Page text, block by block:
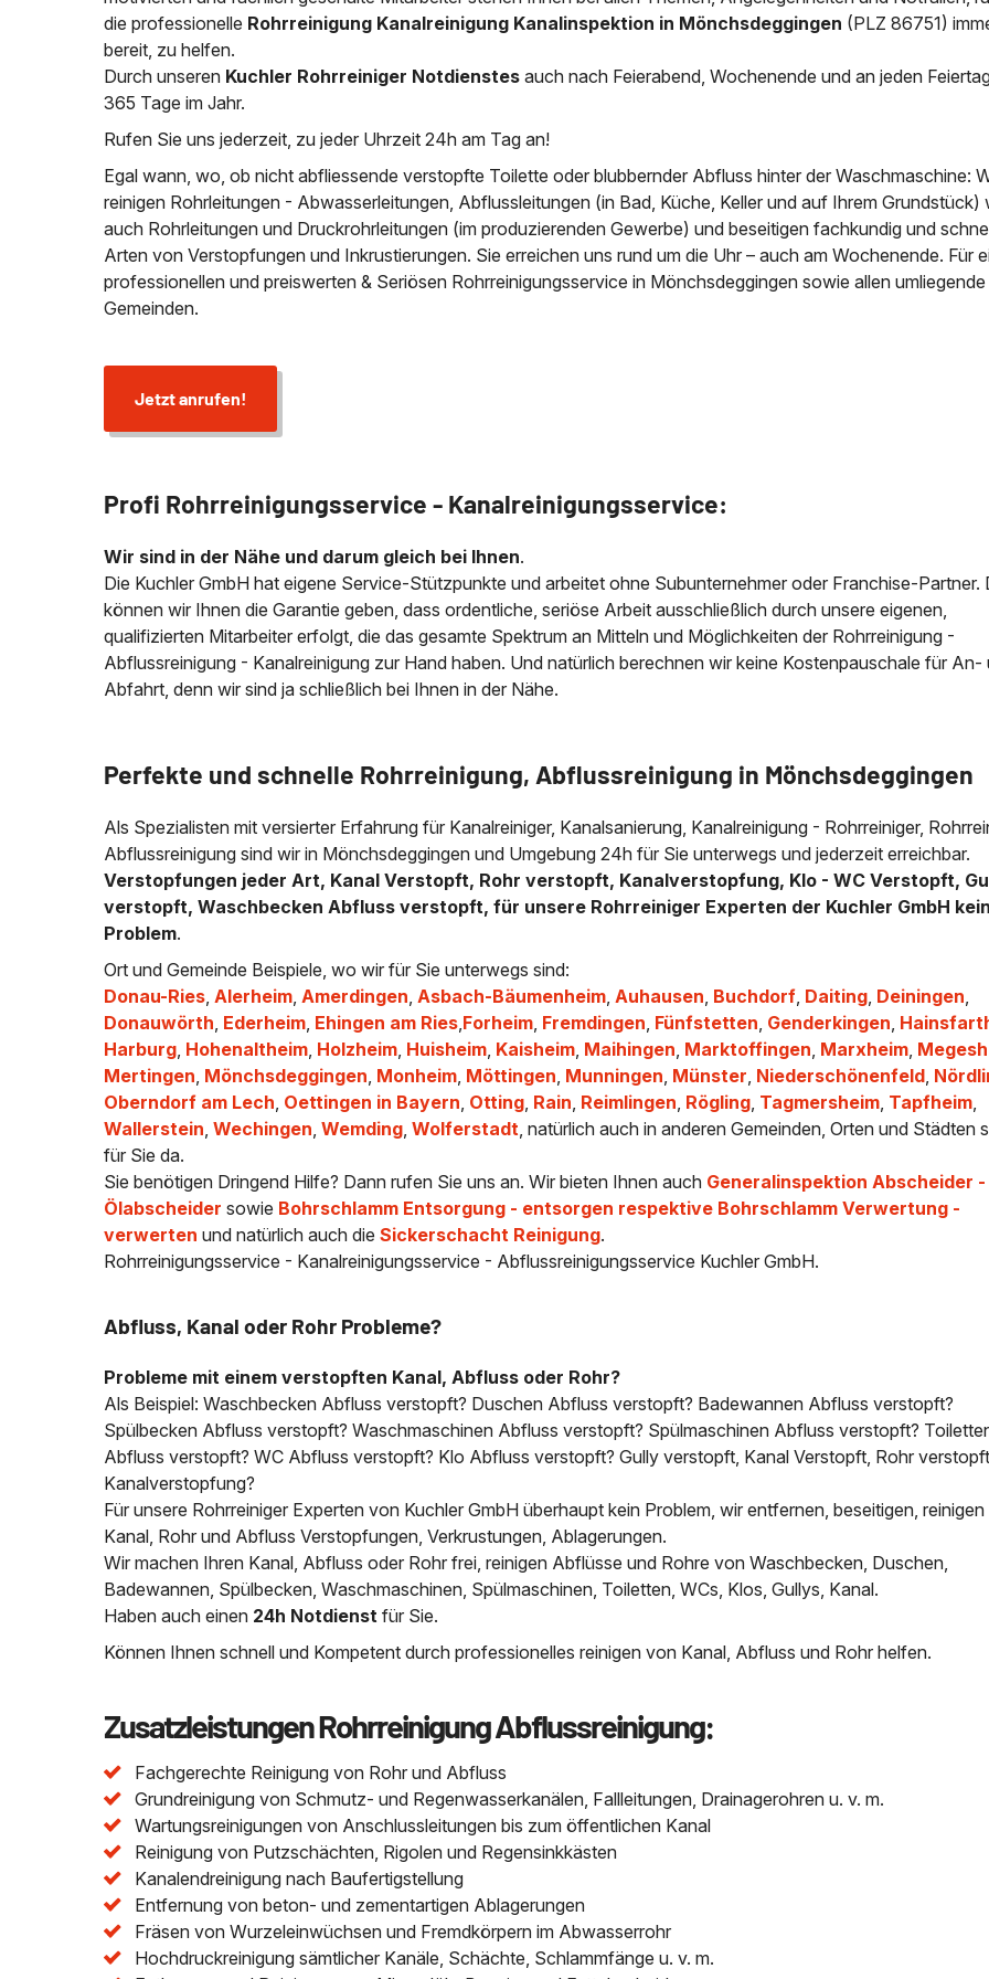
News & Aktuelles
Zertifikate /
die professionelle Rohrreinigung Kanalreinigung Kanalinspektion in Mönchsdeggingen (PLZ 86751)
bereit, zu helfen.
Durch unseren Kuchler Rohrreiniger Notdienstes auch nach Feierabend, Wochenende und an jeden
365 Tage im Jahr.
Rufen Sie uns jederzeit, zu jeder Uhrzeit 24h am Tag an!
Egal wann, wo, ob nicht abfliessende verstopfte Toilette oder blubbernder Abfluss hinter der Waschmaschine:
reinigen Rohrleitungen - Abwasserleitungen, Abflussleitungen (in Bad, Küche, Keller und auf Ihrem Grundstück)
auch Rohrleitungen und Druckrohrleitungen (im produzierenden Gewerbe) und beseitigen fachkundig und
Arten von Verstopfungen und Inkrustierungen. Sie erreichen uns rund um die Uhr – auch am Wochenende. Für
professionellen und preiswerten & Seriösen Rohrreinigungsservice in Mönchsdeggingen sowie allen umliegende
Gemeinden.
Jetzt anrufen!
Profi Rohrreinigungsservice - Kanalreinigungsservice:
Wir sind in der Nähe und darum gleich bei Ihnen.
Die Kuchler GmbH hat eigene Service-Stützpunkte und arbeitet ohne Subunternehmer oder Franchise-Partner.
können wir Ihnen die Garantie geben, dass ordentliche, seriöse Arbeit ausschließlich durch unsere eigenen,
qualifizierten Mitarbeiter erfolgt, die das gesamte Spektrum an Mitteln und Möglichkeiten der Rohrreinigung -
Abflussreinigung - Kanalreinigung zur Hand haben. Und natürlich berechnen wir keine Kostenpauschale für An-
Abfahrt, denn wir sind ja schließlich bei Ihnen in der Nähe.
Perfekte und schnelle Rohrreinigung, Abflussreinigung in Mönchsdeggingen
Als Spezialisten mit versierter Erfahrung für Kanalreiniger, Kanalsanierung, Kanalreinigung - Rohrreiniger,
Abflussreinigung sind wir in Mönchsdeggingen und Umgebung 24h für Sie unterwegs und jederzeit erreichbar.
Verstopfungen jeder Art, Kanal Verstopft, Rohr verstopft, Kanalverstopfung, Klo - WC Verstopft,
verstopft, Waschbecken Abfluss verstopft, für unsere Rohrreiniger Experten der Kuchler GmbH
Problem.
Ort und Gemeinde Beispiele, wo wir für Sie unterwegs sind:
Donau-Ries,Alerheim,Amerdingen,Asbach-Bäumenheim,Auhausen, Buchdorf, Daiting, Deiningen,
Donauwörth, Ederheim, Ehingen am Ries,Forheim, Fremdingen, Fünfstetten, Genderkingen,
Harburg, Hohenaltheim, Holzheim, Huisheim, Kaisheim, Maihingen, Marktoffingen, Marxheim,
Mertingen, Mönchsdeggingen, Monheim, Möttingen, Munningen, Münster, Niederschönenfeld,
Oberndorf am Lech, Oettingen in Bayern, Otting, Rain, Reimlingen, Rögling, Tagmersheim, Tapfheim,
Wallerstein,Wechingen,Wemding,Wolferstadt, natürlich auch in anderen Gemeinden, Orten und Städten
für Sie da.
Sie benötigen Dringend Hilfe? Dann rufen Sie uns an. Wir bieten Ihnen auch Generalinspektion Abscheider -
Ölabscheider sowie Bohrschlamm Entsorgung - entsorgen respektive Bohrschlamm Verwertung -
verwerten und natürlich auch dieSickerschacht Reinigung.
Rohrreinigungsservice - Kanalreinigungsservice - Abflussreinigungsservice Kuchler GmbH.
Abfluss, Kanal oder Rohr Probleme?
Probleme mit einem verstopften Kanal, Abfluss oder Rohr?
Als Beispiel: Waschbecken Abfluss verstopft? Duschen Abfluss verstopft? Badewannen Abfluss verstopft?
Spülbecken Abfluss verstopft? Waschmaschinen Abfluss verstopft? Spülmaschinen Abfluss verstopft?
Abfluss verstopft? WC Abfluss verstopft? Klo Abfluss verstopft? Gully verstopft, Kanal Verstopft, Rohr
Kanalverstopfung?
Für unsere Rohrreiniger Experten von Kuchler GmbH überhaupt kein Problem, wir entfernen, beseitigen, reinigen
Kanal, Rohr und Abfluss Verstopfungen, Verkrustungen, Ablagerungen.
Wir machen Ihren Kanal, Abfluss oder Rohr frei, reinigen Abflüsse und Rohre von Waschbecken, Duschen,
Badewannen, Spülbecken, Waschmaschinen, Spülmaschinen, Toiletten, WCs, Klos, Gullys, Kanal.
Haben auch einen 24h Notdienst für Sie.
Können Ihnen schnell und Kompetent durch professionelles reinigen von Kanal, Abfluss und Rohr helfen.
Zusatzleistungen Rohrreinigung Abflussreinigung:
Fachgerechte Reinigung von Rohr und Abfluss
Grundreinigung von Schmutz- und Regenwasserkanälen, Fallleitungen, Drainagerohren u. v. m.
Wartungsreinigungen von Anschlussleitungen bis zum öffentlichen Kanal
Reinigung von Putzschächten, Rigolen und Regensinkkästen
Kanalendreinigung nach Baufertigstellung
Entfernung von beton- und zementartigen Ablagerungen
Fräsen von Wurzeleinwüchsen und Fremdkörpern im Abwasserrohr
Hochdruckreinigung sämtlicher Kanäle, Schächte, Schlammfänge u. v. m.